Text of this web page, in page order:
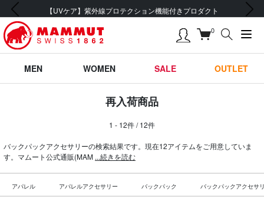
【UVケア】紫外線プロテクション機能付きプロダクト
前の画像 次の画像
0
MEN WOMEN SALE OUTLET
再入荷商品
1 - 12件 / 12件
バックパックアクセサリーの検索結果です。現在12アイテムをご用意していま
す。マムート公式通販(MAM ...続きを読む
アパレル アパレルアクセサリー バックパック バックパックアクセサ